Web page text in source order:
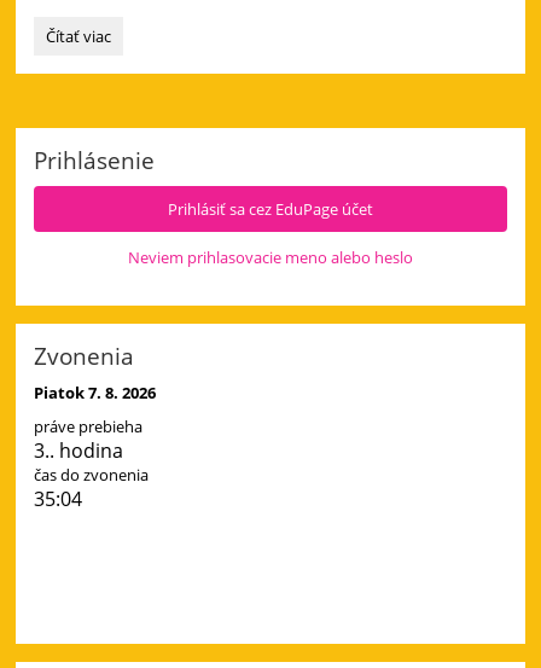
Výmenný
Havlíčkův
a
4.
Čítať viac
Prihlásenie
Prihlásiť sa cez EduPage účet
Neviem prihlasovacie meno alebo heslo
Zvonenia
Piatok 7. 8. 2026
práve prebieha
3.. hodina
čas do zvonenia
35:03